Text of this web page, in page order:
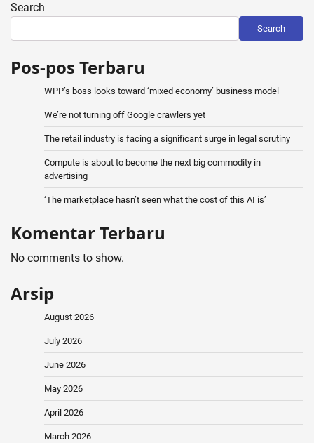
Search
Search
Pos-pos Terbaru
WPP’s boss looks toward ‘mixed economy’ business model
We’re not turning off Google crawlers yet
The retail industry is facing a significant surge in legal scrutiny
Compute is about to become the next big commodity in
advertising
‘The marketplace hasn’t seen what the cost of this AI is’
Komentar Terbaru
No comments to show.
Arsip
August 2026
July 2026
June 2026
May 2026
April 2026
March 2026